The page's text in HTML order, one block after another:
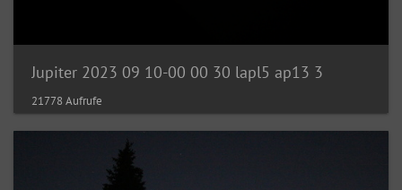
Jupiter 2023 09 10-00 00 30 lapl5 ap13 3
21778 Aufrufe